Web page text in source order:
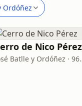
Ordóñez
de Nico Pérez
José